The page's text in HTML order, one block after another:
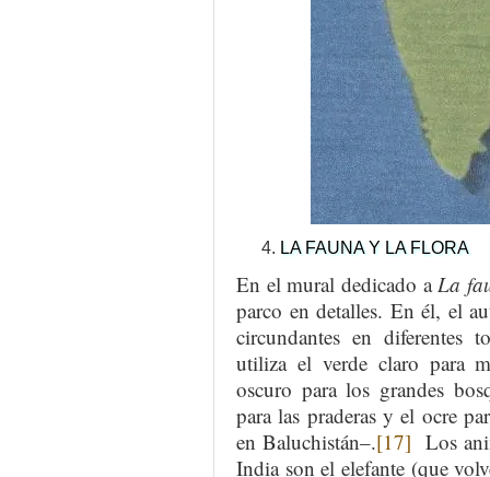
LA FAUNA Y LA FLORA
En el mural dedicado aLa
parco en detalles. En él, el
circundantes en diferentes
utiliza el verde claro para
oscuro para los grandes
para las praderas y el ocre
en Baluchistán–.[17] Los
India son el elefante (que